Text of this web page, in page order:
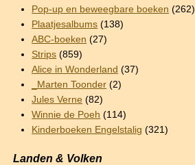
Pop-up en beweegbare boeken (262)
Plaatjesalbums (138)
ABC-boeken (27)
Strips (859)
Alice in Wonderland (37)
_Marten Toonder (2)
Jules Verne (82)
Winnie de Poeh (114)
Kinderboeken Engelstalig (321)
Landen & Volken